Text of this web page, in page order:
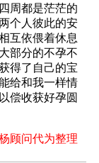
周都是茫茫的
个人彼此的安
互依偎着休息
部分的不孕不
得了自己的宝
给和我一样情
偿收获好孕圆
顾问代为整理